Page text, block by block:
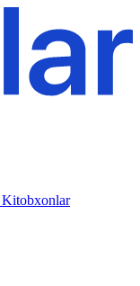
Kitobxonlar